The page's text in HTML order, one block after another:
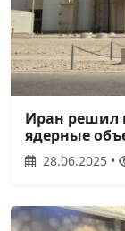
Иран решил
ядерные
28.06.2025 •